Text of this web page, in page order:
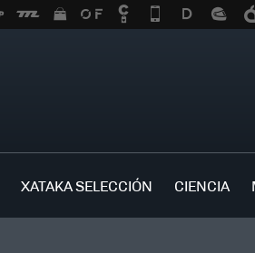
XATAKA SELECCIÓN CIENCIA